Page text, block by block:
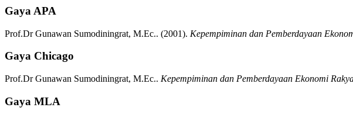
Gaya APA
Prof.Dr Gunawan Sumodiningrat, M.Ec.. (2001). Kepempiminan dan Pemberdayaan
Gaya Chicago
Prof.Dr Gunawan Sumodiningrat, M.Ec.. Kepempiminan dan Pemberdayaan Ekonomi
Gaya MLA